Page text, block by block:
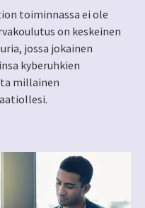
toiminnassa ei ole
on keskeinen
jossa jokainen
kyberuhkien
millainen